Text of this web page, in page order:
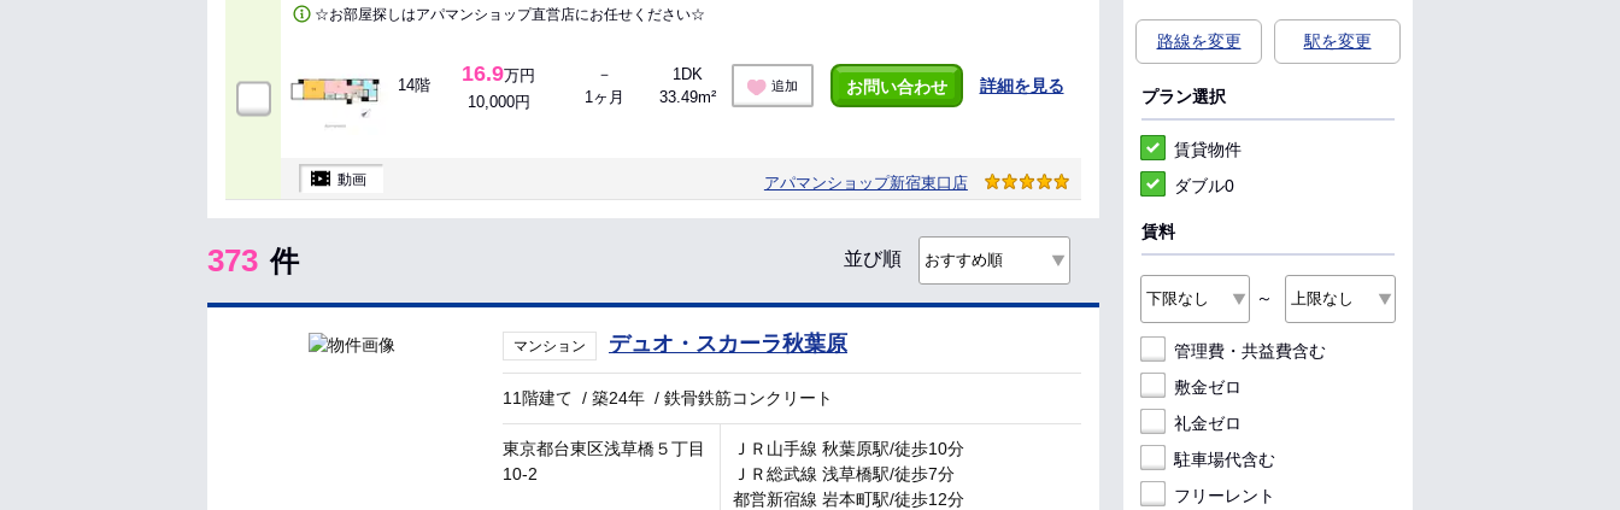
☆お部屋探しはアパマンショップ直営店にお任せください☆
14階 16.9万円
10,000円
－
1ヶ月
1DK
33.49m²
追加 お問い合わせ 詳細を見る
動画 アパマンショップ新宿東口店
373 件 並び順
マンション デュオ・スカーラ秋葉原
11階建て /築24年 /鉄骨鉄筋コンクリート
東京都台東区浅草橋５丁目
10-2
ＪＲ山手線 秋葉原駅/徒歩10分
ＪＲ総武線 浅草橋駅/徒歩7分
都営新宿線 岩本町駅/徒歩12分
路線を変更 駅を変更
プラン選択
賃貸物件
ダブル0
賃料
～
管理費・共益費含む
敷金ゼロ
礼金ゼロ
駐車場代含む
フリーレント